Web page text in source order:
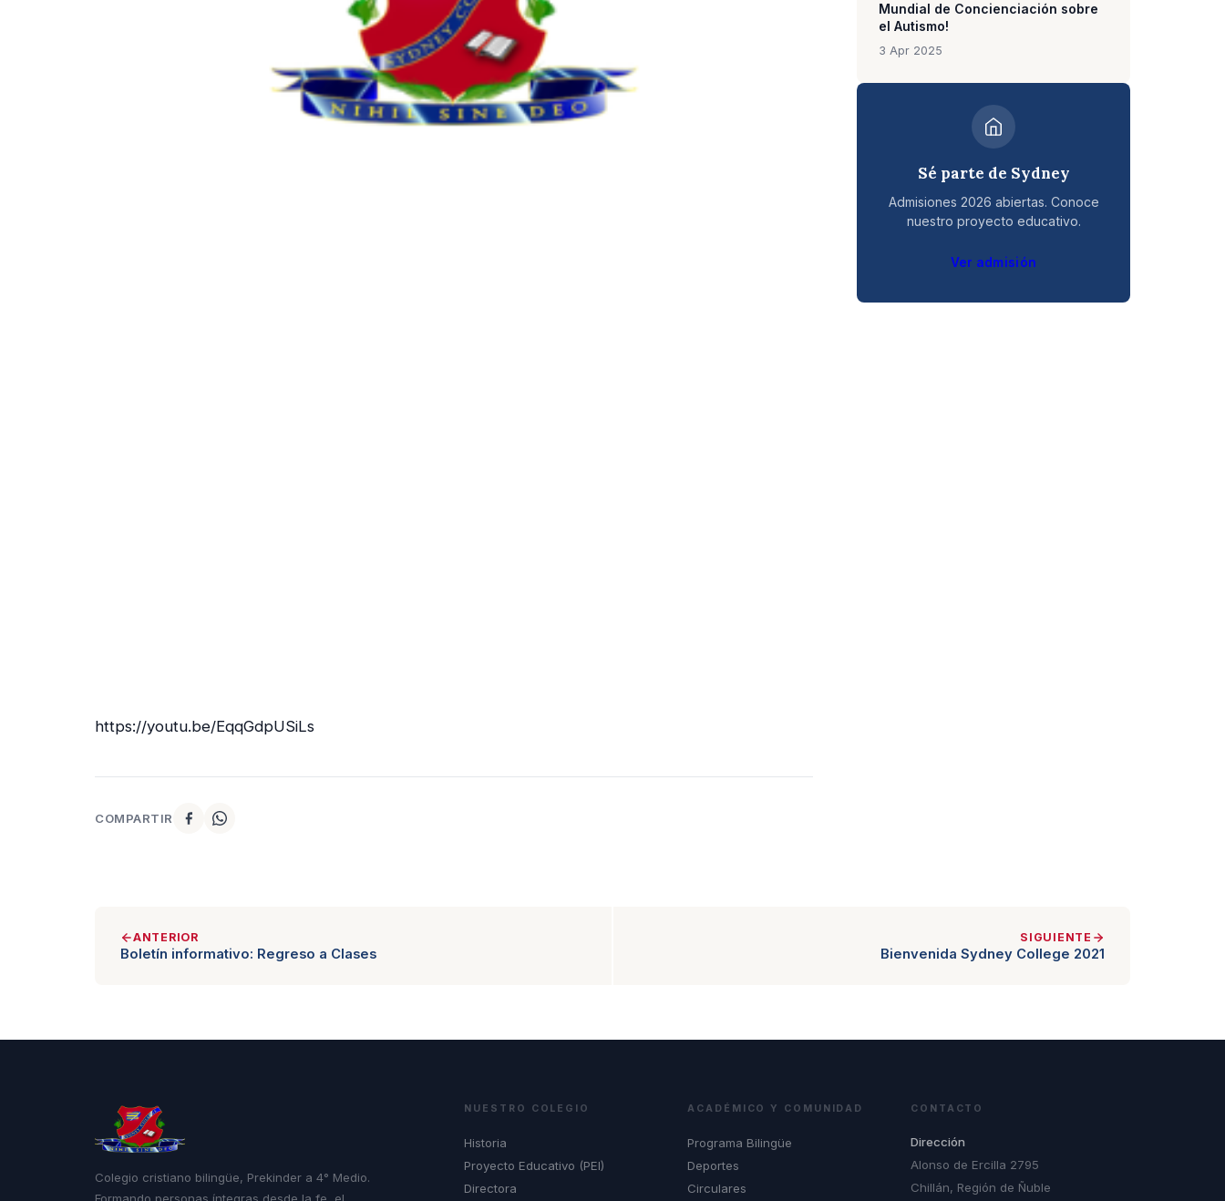
https://youtu.be/EqqGdpUSiLs
COMPARTIR
Mundial de Concienciación sobre
el Autismo!
3 Apr 2025
Sé parte de Sydney
Admisiones 2026 abiertas. Conoce
nuestro proyecto educativo.
Ver admisión
ANTERIOR
Boletín informativo: Regreso a Clases
SIGUIENTE
Bienvenida Sydney College 2021
Colegio cristiano bilingüe, Prekinder a 4° Medio.
NUESTRO COLEGIO
Historia
Proyecto Educativo (PEI)
Directora
ACADÉMICO Y COMUNIDAD
Programa Bilingüe
Deportes
Circulares
CONTACTO
Dirección
Alonso de Ercilla 2795
Chillán, Región de Ñuble